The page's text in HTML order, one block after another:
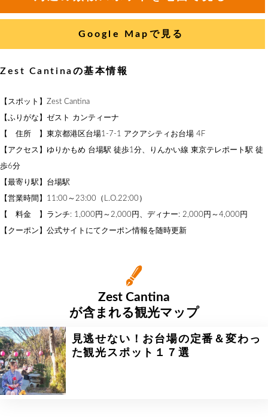
Google Mapで見る
Zest Cantinaの基本情報
【スポット】Zest Cantina
【ふりがな】ゼスト カンティーナ
【 住所 】東京都港区台場1-7-1 アクアシティお台場 4F
【アクセス】ゆりかもめ 台場駅 徒歩1分、りんかい線 東京テレポート駅 徒
歩6分
【最寄り駅】台場駅
【営業時間】11:00～23:00（L.O.22:00）
【 料金 】ランチ: 1,000円～2,000円、ディナー: 2,000円～4,000円
【クーポン】公式サイトにてクーポン情報を随時更新
Zest Cantina
が含まれる観光マップ
見逃せない！お台場の定番＆変わっ
た観光スポット１７選